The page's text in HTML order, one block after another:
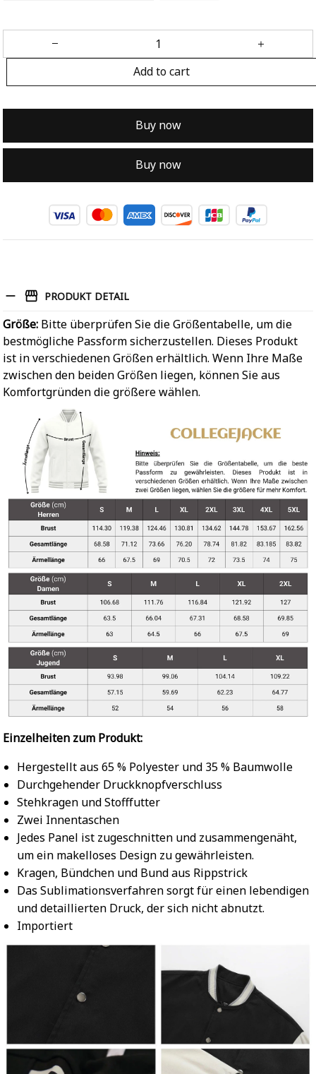
Add to cart
Buy now
Buy now
PRODUKT DETAIL
Größe: Bitte überprüfen Sie die Größentabelle, um die
bestmögliche Passform sicherzustellen. Dieses Produkt
ist in verschiedenen Größen erhältlich. Wenn Ihre Maße
zwischen den beiden Größen liegen, können Sie aus
Komfortgründen die größere wählen.
Einzelheiten zum Produkt:
Hergestellt aus 65 % Polyester und 35 % Baumwolle
Durchgehender Druckknopfverschluss
Stehkragen und Stofffutter
Zwei Innentaschen
Jedes Panel ist zugeschnitten und zusammengenäht,
um ein makelloses Design zu gewährleisten.
Kragen, Bündchen und Bund aus Rippstrick
Das Sublimationsverfahren sorgt für einen lebendigen
und detaillierten Druck, der sich nicht abnutzt.
Importiert